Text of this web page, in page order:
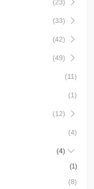
(23)
(33)
(42)
(49)
(11)
(1)
(12)
(4)
(4)
(1)
(8)